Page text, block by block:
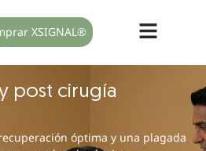
XSIGNAL®
post cirugía
óptima y una plagada